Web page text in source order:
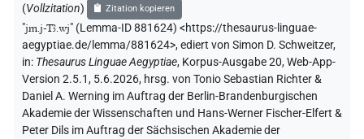
(Vollzitation) Zitation kopieren
"jm.j-Tꜣ.wj" (Lemma-ID 881624) <https://thesaurus-linguae-
aegyptiae.de/lemma/881624>,ediert von Simon D. Schweitzer,
in: Thesaurus Linguae Aegyptiae, Korpus-Ausgabe 20, Web-App-
Version 2.5.1, 5.6.2026, hrsg. von Tonio Sebastian Richter &
Daniel A. Werning im Auftrag der Berlin-Brandenburgischen
Akademie der Wissenschaften und Hans-Werner Fischer-Elfert &
Peter Dils im Auftrag der Sächsischen Akademie der